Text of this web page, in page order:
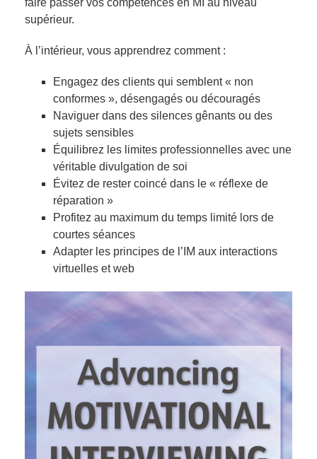
faire passer vos compétences en MI au niveau
supérieur.
À l’intérieur, vous apprendrez comment :
Engagez des clients qui semblent « non
conformes », désengagés ou découragés
Naviguer dans des silences gênants ou des
sujets sensibles
Équilibrez les limites professionnelles avec une
véritable divulgation de soi
Évitez de rester coincé dans le « réflexe de
réparation »
Profitez au maximum du temps limité lors de
courtes séances
Adapter les principes de l’IM aux interactions
virtuelles et web